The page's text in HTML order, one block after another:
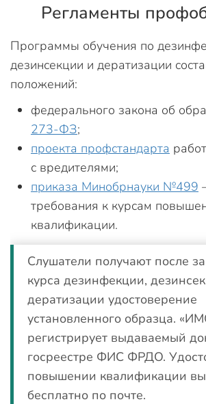
Регламенты
Программы обучения по
дезинсекции и дератизации
положений:
федерального закона об
273-ФЗ;
проекта профстандарта
с вредителями;
приказа Минобрнауки №499
требования к курсам
квалификации.
Слушатели получают после
курса дезинфекции,
дератизации удостоверение
установленного образца.
регистрирует выдаваемый
госреестре ФИС ФРДО.
повышении квалификации
бесплатно по почте.